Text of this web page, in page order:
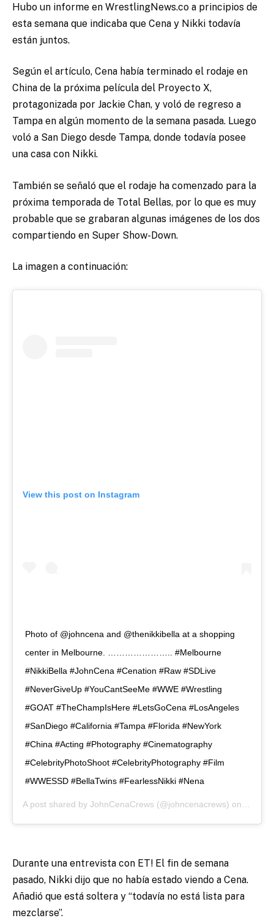
Hubo un informe en WrestlingNews.co a principios de
esta semana que indicaba que Cena y Nikki todavía
están juntos.
Según el artículo, Cena había terminado el rodaje en
China de la próxima película del Proyecto X,
protagonizada por Jackie Chan, y voló de regreso a
Tampa en algún momento de la semana pasada. Luego
voló a San Diego desde Tampa, donde todavía posee
una casa con Nikki.
También se señaló que el rodaje ha comenzado para la
próxima temporada de Total Bellas, por lo que es muy
probable que se grabaran algunas imágenes de los dos
compartiendo en Super Show-Down.
La imagen a continuación:
View this post on Instagram
Photo of @johncena and @thenikkibella at a shopping
center in Melbourne. ………………….. #Melbourne
#NikkiBella #JohnCena #Cenation #Raw #SDLive
#NeverGiveUp #YouCantSeeMe #WWE #Wrestling
#GOAT #TheChampIsHere #LetsGoCena #LosAngeles
#SanDiego #California #Tampa #Florida #NewYork
#China #Acting #Photography #Cinematography
#CelebrityPhotoShoot #CelebrityPhotography #Film
#WWESSD #BellaTwins #FearlessNikki #Nena
A post shared by JohnCenaCrews (@johncenacrews) on
Durante una entrevista con ET! El fin de semana
pasado, Nikki dijo que no había estado viendo a Cena.
Añadió que está soltera y “todavía no está lista para
mezclarse”.